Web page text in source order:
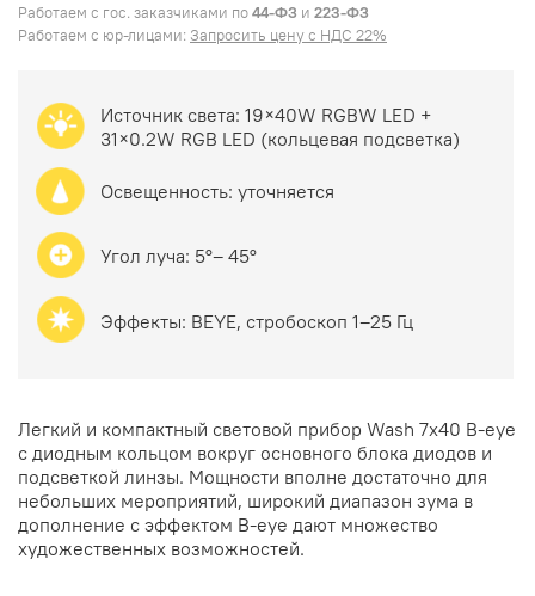
Работаем с гос. заказчиками по44-ФЗ и 223-ФЗ
Работаем с юр-лицами: Запросить цену с НДС 22%
Источник света: 19×40W RGBW LED +
31×0.2W RGB LED (кольцевая подсветка)
Освещенность: уточняется
Угол луча: 5°– 45°
Эффекты: BEYE, стробоскоп 1–25 Гц
Легкий и компактный световой прибор Wash 7x40 B-eye
с диодным кольцом вокруг основного блока диодов и
подсветкой линзы. Мощности вполне достаточно для
небольших мероприятий, широкий диапазон зума в
дополнение с эффектом B-eye дают множество
художественных возможностей.